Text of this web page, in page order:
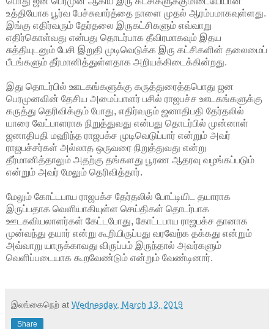
உத்தியோக பூர்வ பேச்சுவார்த்தை நாளை முதல் ஆரம்பமாகவுள்ளது.
இங்கு எதிர்வரும் தேர்தலை இருகட்சிகளும் எவ்வாறு
எதிர்கொள்வது என்பது தொடர்பாக தீவிரமாகவும் இதய
சுத்தியுடனும் பேசி இறுதி முடிவெடுக்க இரு கட்சிகளின் தலைமைப்
பீடங்களும் தீர்மானித்துள்ளதாக அறியக்கிடைக்கின்றது.
இது தொடர்பில் ஊடகங்களுக்கு கருத்துரைத்தபொது ஜன
பெரமுனவின் தேசிய அமைப்பாளர் பசில் ராஜபச்ச ஊடகங்களுக்கு
கருத்து தெரிவிக்கும் போது, எதிர்வரும் ஜனாதிபதி தேர்தலில்
யாரை வேட்பாளராக நிறுத்துவது என்பது தொடர்பில் முன்னாள்
ஜனாதிபதி மஹிந்த ராஜபக்ச முடிவெடுப்பார் என்றும் அவர்
ராஜபச்சர்கள் அல்லாத ஒருவரை நிறுத்துவது என்று
தீர்மானித்தாலும் அதற்கு தங்களது பூரண ஆதரவு வழங்கப்படும்
என்றும் அவர் மேலும் தெரிவித்தார்.
மேலும் கோட்டபாய ராஜபக்ச தேர்தலில் போட்டியிட தயாராக
இருப்பதாக வெளியாகியுள்ள செய்திகள் தொடர்பாக
ஊடகவியலாளர்கள் கேட்டபோது, கோட்டபாய ராஜபக்ச தானாக
முன்வந்து தயார் என்று கூறியிருப்பது வரவேற்க தக்கது என்றும்
அவ்வாறு யாருக்காவது விருப்பம் இருந்தால் அவர்களும்
வெளிப்படையாக கூறவேண்டும் என்றும் வேண்டினார்.
இலங்கைநெற் at Wednesday, March 13, 2019
Share